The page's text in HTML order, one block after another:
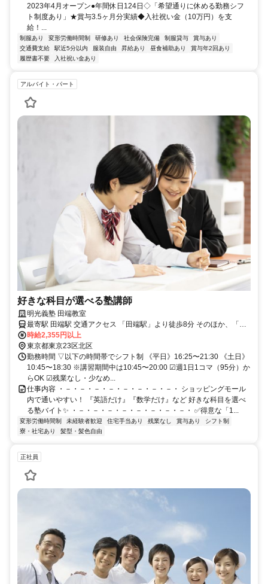
2023年4月オープン●年間休日124日◇「希望通りに休める勤務シフ
ト制度あり」★賞与3.5ヶ月分実績◆入社祝い金（10万円）を支
給！...
制服あり 変形労働時間制 研修あり 社会保険完備 制服貸与
賞与あり
交通費支給
駅近5分以内 服装自由 昇給あり 昼食補助あり
賞与年2回あり
履歴書不要
入社祝い金あり
アルバイト・パート
好きな科目が選べる塾講師
明光義塾 田端教室
最寄駅 田端駅 交通アクセス 「田端駅」より徒歩8分 そのほか、「尾
久駅」「赤土小学校前駅」より徒歩約10分
時給2,355円以上
東京都東京23区北区
勤務時間 ▽以下の時間帯でシフト制 《平日》16:25〜21:30 《土日》
10:45〜18:30 ※講習期間中は10:45〜20:00 ☑週1日1コマ（95分）か
らOK ☑残業なし・少なめ...
仕事内容 ・－・－・－・－・－・－・－・－・ ショッピングモール
内で通いやすい！ 『英語だけ』『数学だけ』など 好きな科目を選べ
る塾バイト✨ ・－・－・－・－・－・－・－・－・ ✅得意な「1...
変形労働時間制 未経験者歓迎 住宅手当あり 残業なし 賞与あり
シフト制
寮・社宅あり
髪型・髪色自由
正社員